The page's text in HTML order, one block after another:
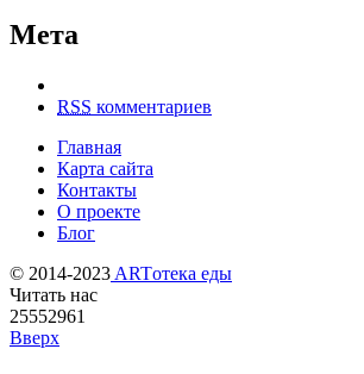
Мета
RSS комментариев
Главная
Карта сайта
Контакты
О проекте
Блог
© 2014-2023 ARTотека еды
Читать нас
25552961
Вверх